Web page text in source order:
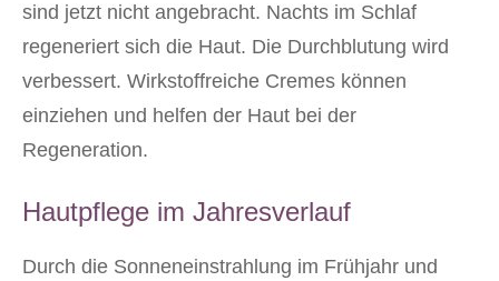
sind jetzt nicht angebracht. Nachts im Schlaf
regeneriert sich die Haut. Die Durchblutung wird
verbessert. Wirkstoffreiche Cremes können
einziehen und helfen der Haut bei der
Regeneration.
Hautpflege im Jahresverlauf
Durch die Sonneneinstrahlung im Frühjahr und